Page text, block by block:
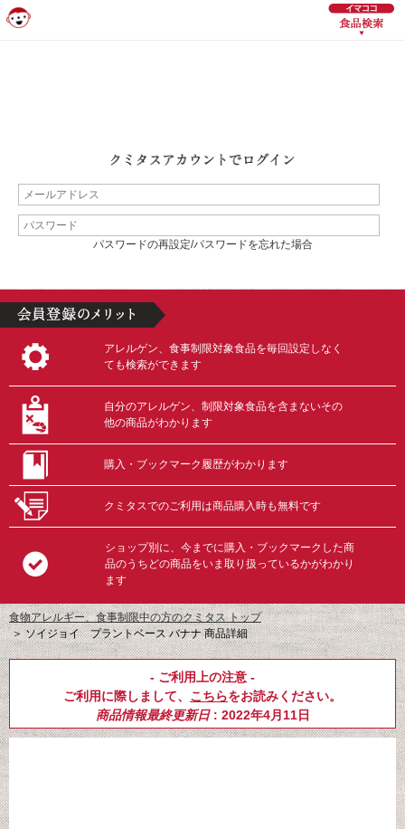
パスワードの再設定/パスワードを忘れた場合
アレルゲン、食事制限対象食品を毎回設定しなく
ても検索ができます
自分のアレルゲン、制限対象食品を含まないその
他の商品がわかります
購入・ブックマーク履歴がわかります
クミタスでのご利用は商品購入時も無料です
ショップ別に、今までに購入・ブックマークした商
品のうちどの商品をいま取り扱っているかがわかり
ます
食物アレルギー、食事制限中の方のクミタス トップ
＞ソイジョイ プラントベース バナナ 商品詳細
- ご利用上の注意 -
ご利用に際しまして、 こちらをお読みください。
商品情報最終更新日: 2022年4月11日